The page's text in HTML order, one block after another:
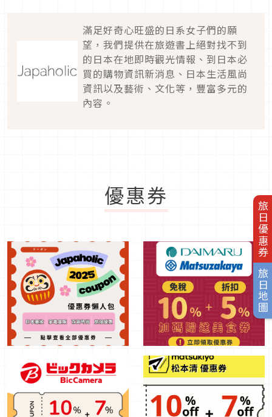
旅日優惠券
旅日地圖
滿足好奇心旺盛的日系女子們的願
望，我們提供在旅遊書上絕對找不到
的日本在地即時觀光情報、到日本必
買的購物資訊新消息、日本生活風尚
資訊以及藝術、文化等，豐富多元的
內容。
優惠券